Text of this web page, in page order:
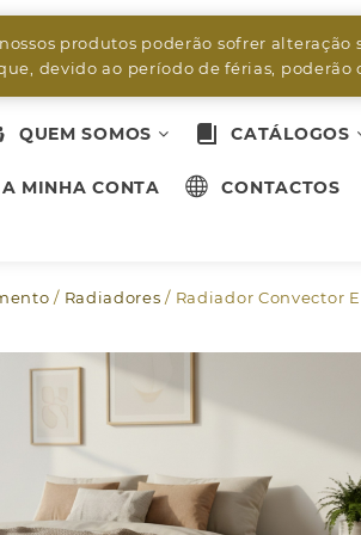
produtos poderão sofrer
devido ao período de férias,
QUEM SOMOS CATÁLOGOS
A MINHA CONTA CONTACTOS
/ Radiadores / Radiador Convector